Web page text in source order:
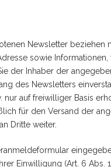
Newsletter beziehen
sowie
der Inhaber der
des Newsletters
nur auf freiwilliger Basis
für den Versand der
Dritte weiter.
Einwilligung (Art. 6 Abs.